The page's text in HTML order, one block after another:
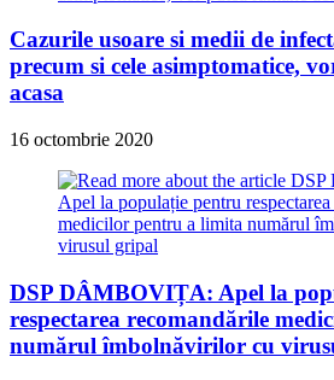
Cazurile usoare si medii de
precum si cele asimptomatice,
acasa
16 octombrie 2020
DSP DÂMBOVIȚA: Apel la
respectarea recomandările
numărul îmbolnăvirilor cu